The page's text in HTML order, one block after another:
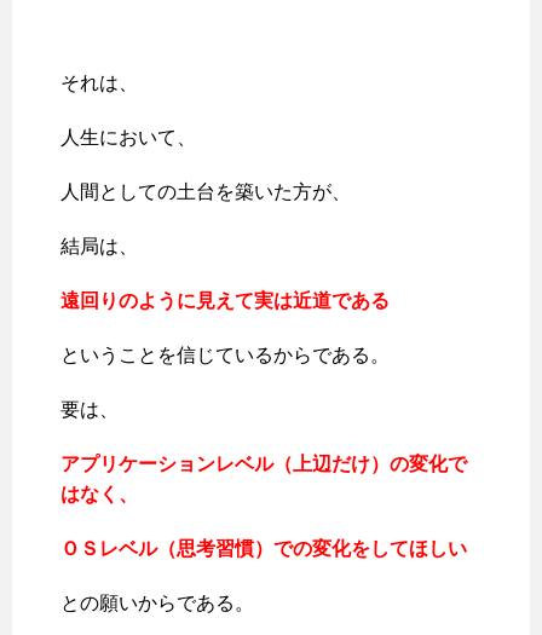
それは、
人生において、
人間としての土台を築いた方が、
結局は、
遠回りのように見えて実は近道である
ということを信じているからである。
要は、
アプリケーションレベル（上辺だけ）の変化で
はなく、
ＯＳレベル（思考習慣）での変化をしてほしい
との願いからである。